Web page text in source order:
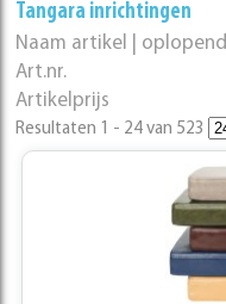
Tangara inrichtingen
Naam artikel | oplopend
Art.nr.
Artikelprijs
Resultaten 1 - 24 van 523